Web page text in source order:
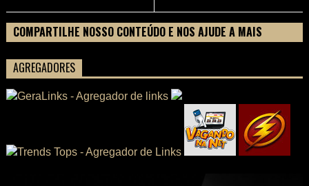
COMPARTILHE NOSSO CONTEÚDO E NOS AJUDE A MAIS
AGREGADORES